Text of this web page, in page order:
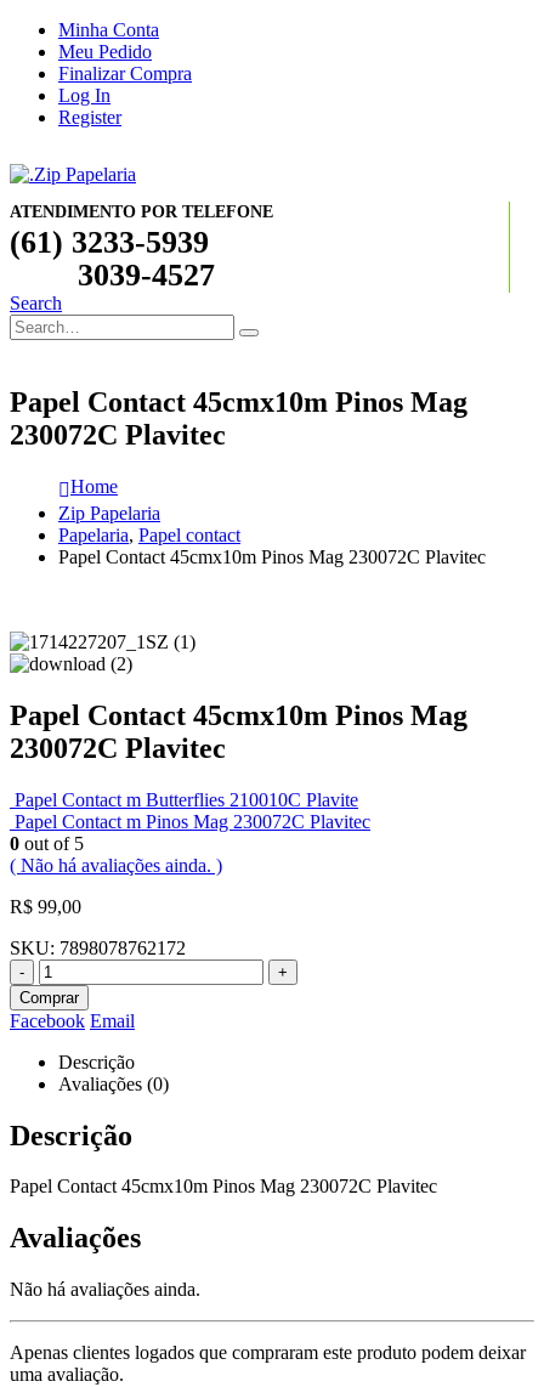
Minha Conta
Meu Pedido
Finalizar Compra
Log In
Register
ATENDIMENTO POR TELEFONE
(61) 3233-5939
3039-4527
Search
Papel Contact 45cmx10m Pinos Mag
230072C Plavitec
Home
Zip Papelaria
Papelaria, Papel contact
Papel Contact 45cmx10m Pinos Mag 230072C Plavitec
Papel Contact 45cmx10m Pinos Mag
230072C Plavitec
Papel Contact m Butterflies 210010C Plavite
Papel Contact m Pinos Mag 230072C Plavitec
0 out of 5
( Não há avaliações ainda. )
R$ 99,00
SKU: 7898078762172
-
+
Comprar
Facebook Email
Descrição
Avaliações (0)
Descrição
Papel Contact 45cmx10m Pinos Mag 230072C Plavitec
Avaliações
Não há avaliações ainda.
Apenas clientes logados que compraram este produto podem deixar
uma avaliação.